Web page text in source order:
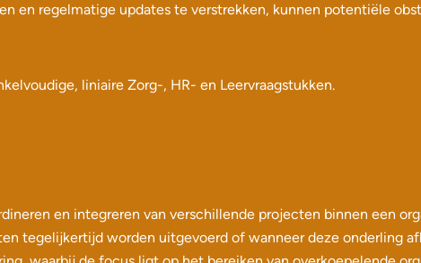
en regelmatige updates te verstrekken, kunnen potentiële
liniaire Zorg-, HR- en Leervraagstukken.
en integreren van verschillende projecten binnen een
tegelijkertijd worden uitgevoerd of wanneer deze onderling